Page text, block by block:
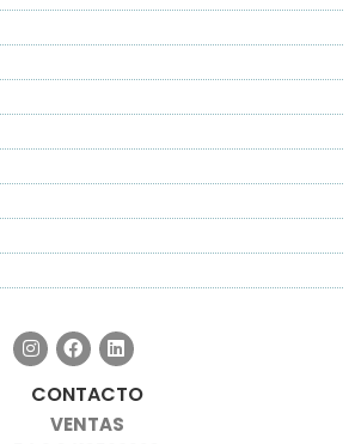
CONTACTO
VENTAS